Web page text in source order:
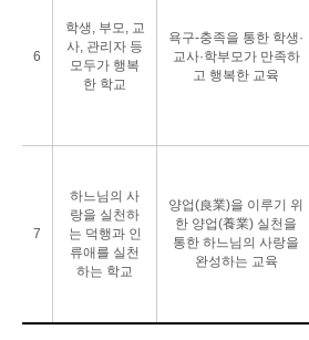
6
학생, 부모, 교
사, 관리자 등
모두가 행복
한 학교
욕구-충족을 통한 학생·
교사·학부모가 만족하
고 행복한 교육
7
하느님의 사
랑을 실천하
는 덕행과 인
류애를 실천
하는 학교
양업(良業)을 이루기 위
한 양업(養業) 실천을
통한 하느님의 사랑을
완성하는 교육